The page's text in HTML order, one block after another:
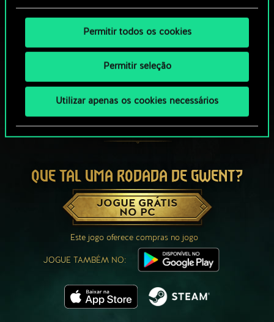
Permitir todos os cookies
Permitir seleção
Utilizar apenas os cookies necessários
QUE TAL UMA RODADA DE GWENT?
JOGUE GRÁTIS
NO PC
Este jogo oferece compras no jogo
JOGUE TAMBÉM NO: